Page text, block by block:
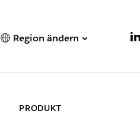
Region ändern
PRODUKT